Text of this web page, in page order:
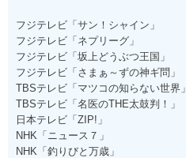
フジテレビ「サン！シャイン」
フジテレビ「ネプリーグ」
フジテレビ「坂上どうぶつ王国」
フジテレビ「さまぁ～ずの神ギ問」
TBSテレビ「マツコの知らない世界」
TBSテレビ「名医のTHE太鼓判！」
日本テレビ「ZIP!」
NHK「ニュース７」
NHK「釣りびと万歳」